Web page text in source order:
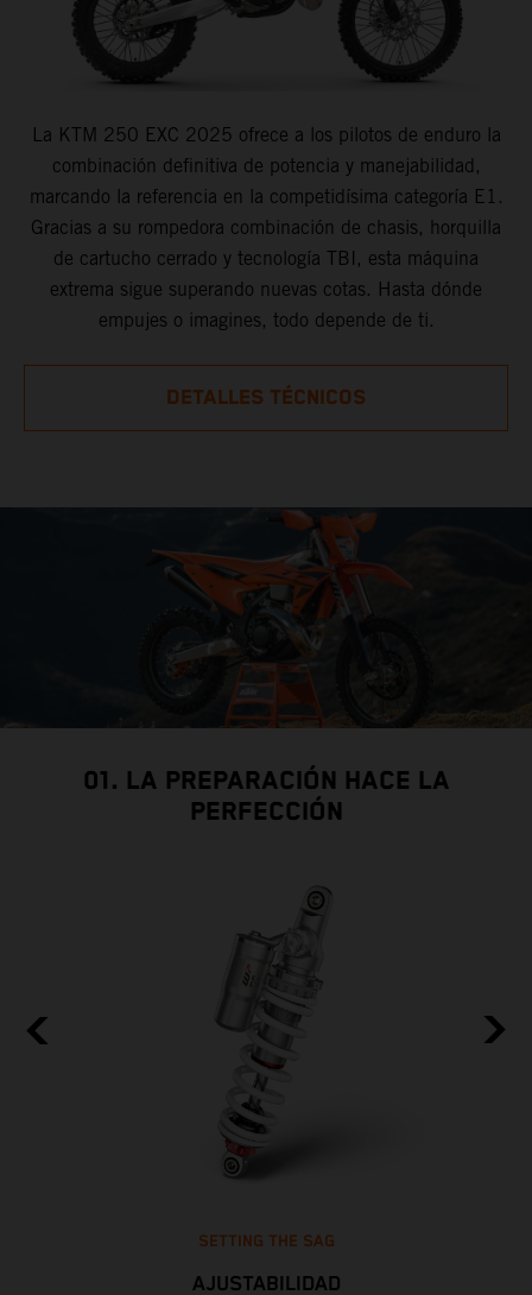
La KTM 250 EXC 2025 ofrece a los pilotos de enduro la
combinación definitiva de potencia y manejabilidad,
marcando la referencia en la competidísima categoría E1.
Gracias a su rompedora combinación de chasis, horquilla
de cartucho cerrado y tecnología TBI, esta máquina
extrema sigue superando nuevas cotas. Hasta dónde
empujes o imagines, todo depende de ti.
DETALLES TÉCNICOS
01. LA PREPARACIÓN HACE LA
PERFECCIÓN
SETTING THE SAG
AJUSTABILIDAD